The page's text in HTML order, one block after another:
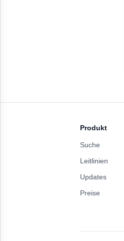
Produkt
Suche
Leitlinien
Updates
Preise